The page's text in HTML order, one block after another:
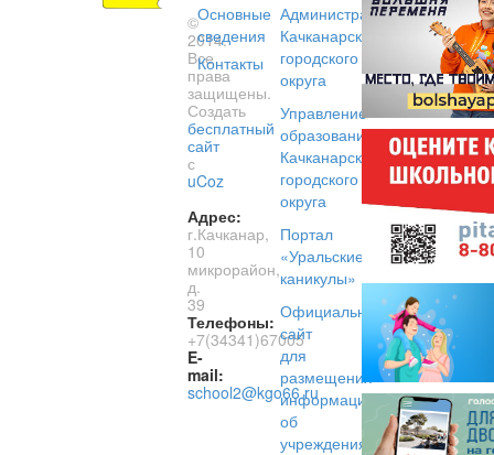
©
2014.
Все
права
защищены.
Создать
бесплатный
сайт
с
uCoz
Адрес:
г.Качканар,
10
микрорайон,
д.
39
Телефоны:
+7(34341)67005
E-
mail:
school2@kgo66.ru
Основные
сведения
Контакты
Администрация
Качканарского
городского
округа
Управление
образованием
Качканарского
городского
округа
Портал
«Уральские
каникулы»
Официальный
сайт
для
размещения
информации
об
учреждениях